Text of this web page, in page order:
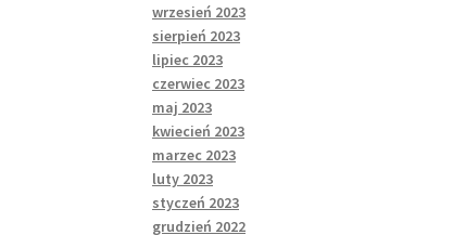
wrzesień 2023
sierpień 2023
lipiec 2023
czerwiec 2023
maj 2023
kwiecień 2023
marzec 2023
luty 2023
styczeń 2023
grudzień 2022